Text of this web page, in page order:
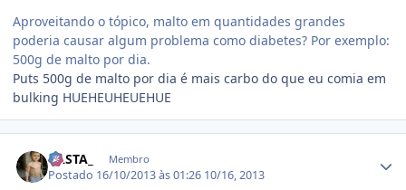
Aproveitando o tópico, malto em quantidades grandes
poderia causar algum problema como diabetes? Por exemplo:
500g de malto por dia.
Puts 500g de malto por dia é mais carbo do que eu comia em
bulking HUEHEUHEUEHUE
RASTA_ Membro
Postado 16/10/2013 às 01:26 10/16, 2013